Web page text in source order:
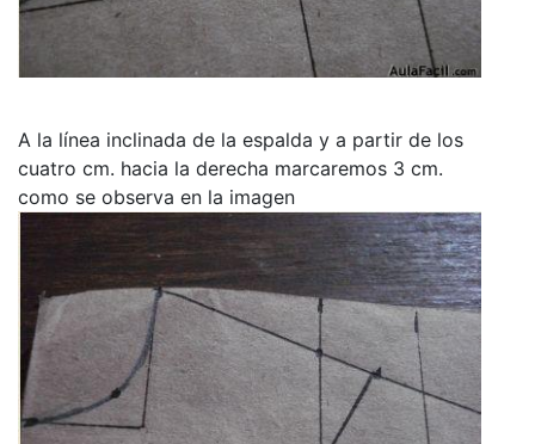
A la línea inclinada de la espalda y a partir de los
cuatro cm. hacia la derecha marcaremos 3 cm.
como se observa en la imagen